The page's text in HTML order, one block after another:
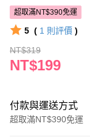
超取滿NT$390免運
5 ( 1 則評價 )
NT$319
NT$199
付款與運送方式
超取滿NT$390免運